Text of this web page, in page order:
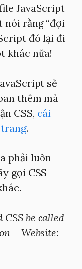
JavaScript
nói rằng “đợi
đó lại đi
khác nữa!
sẽ
thêm mà
CSS, cái
.
phải luôn
gọi CSS
be called
– Website: